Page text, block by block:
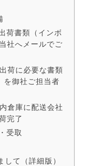
荷書類（インボ
社へメールでご
荷に必要な書類
を御社ご担当者
倉庫に配送会社
完了
受取
して（詳細版）